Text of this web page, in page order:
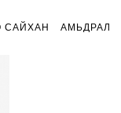
САЙХАН АМЬДРАЛ